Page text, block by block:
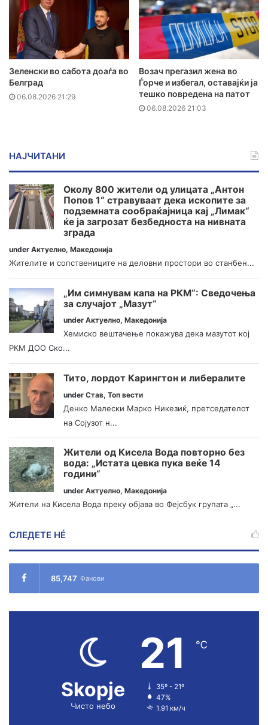
Зеленски во сабота доаѓа во
Белград
06.08.2026 21:29
Возач прегазил жена во
Ѓорче и избегал, оставајќи ја
тешко повредена на патот
06.08.2026 21:03
НАЈЧИТАНИ
Околу 800 жители од улицата „Антон
Попов 1“ стравуваат дека ископите за
подземната сообраќајница кај „Лимак“
ќе ја загрозат безбедноста на нивната
зграда
under Актуелно, Македонија
Жителите и сопствениците на деловни простори во станбен...
„Им симнувам капа на РКМ“: Сведочења
за случајот „Мазут“
under Актуелно, Македонија
Хемиско вештачење покажува дека мазутот кој
РКМ ДОО Ско...
Тито, лордот Карингтон и либералите
under Став, Топ вести
Денко Малески Марко Никезиќ, претседателот
на Сојузот н...
Жители од Кисела Вода повторно без
вода: „Истата цевка пука веќе 14
години“
under Актуелно, Македонија
Жители на Кисела Вода преку објава во Фејсбук групата „...
СЛЕДЕТЕ НÉ
85,747 Фанови
Skopje
Чисто небо
21 ℃
35º - 21º
47%
1.91 км/ч